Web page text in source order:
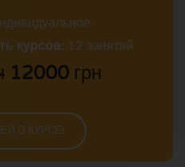
курсов: 12 занятий
12000 грн
О КУРСЕ!